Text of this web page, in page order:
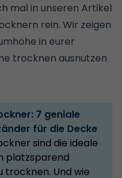
mal in unseren Artikel
rein. Wir zeigen
in eurer
trocknen ausnutzen
7 geniale
für die Decke
sind die ideale
platzsparend
trocknen. Und wie